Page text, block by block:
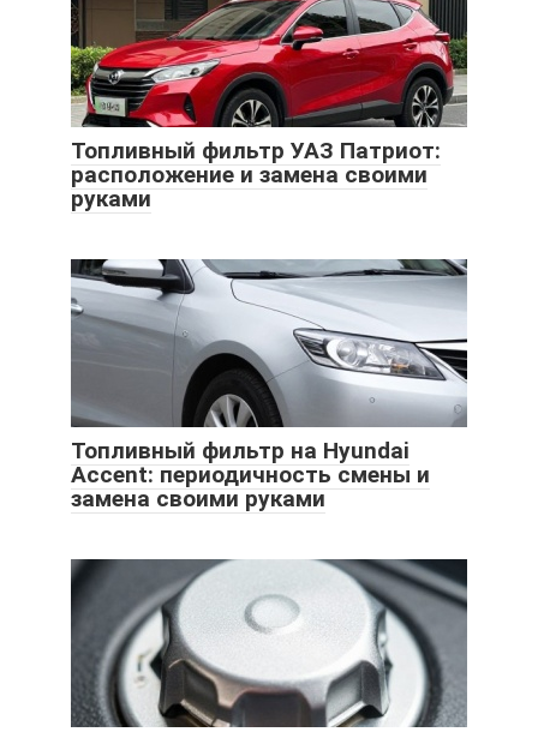
Топливный фильтр УАЗ Патриот:
расположение и замена своими
руками
Топливный фильтр на Hyundai
Accent: периодичность смены и
замена своими руками